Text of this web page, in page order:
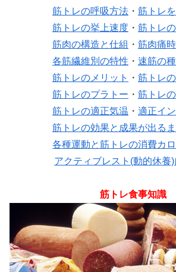
筋トレの呼吸方法 ・ 筋トレ
筋トレの挙上速度 ・ 筋トレ
筋肉の構造と仕組 ・ 筋肉痛
各筋繊維別の特性 ・ 速筋の
筋トレのメリット
・ 筋トレ
筋トレのプラトー ・ 筋トレ
筋トレの適正気温 ・ 適正イ
筋トレの効果と成果が出る
各種運動と筋トレの消費カ
アクティブレスト(動的休養)
筋トレ食事知識